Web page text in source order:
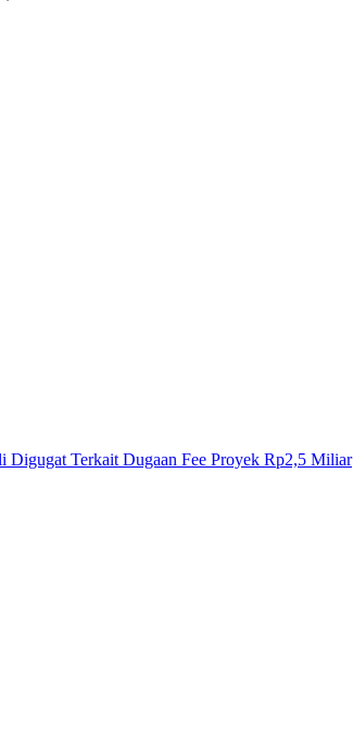
Digugat Terkait Dugaan Fee Proyek Rp2,5 Miliar